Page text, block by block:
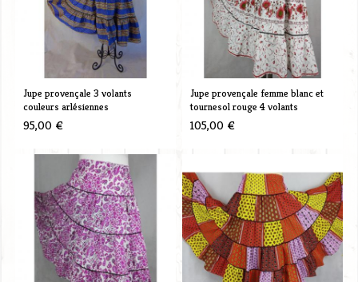
Jupe provençale 3 volants
couleurs arlésiennes
95,00 €
Jupe provençale femme blanc et
tournesol rouge 4 volants
105,00 €